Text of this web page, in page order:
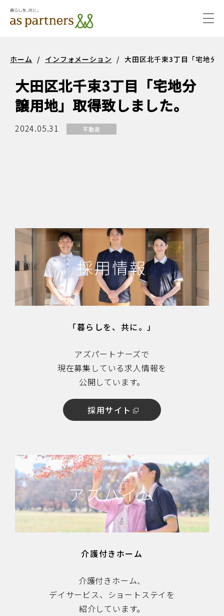
ホーム / インフォメーション / 大田区北千束3丁目「宅地分
大田区北千束3丁目「宅地分
譲用地」取得致しました。
2024.05.31 不動産
採用情報
「暮らしを、共に。」
アズパートナーズで
現在募集している求人情報を
公開しています。
採用サイト
アズハイム
介護付きホーム
介護付きホーム、
デイサービス、ショートステイを
紹介しています。
サステナビ
リティ
サステ
ティ